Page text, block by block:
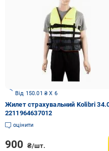
Від 150.01 ₴ X 6
Жилет страхувальний Kolibri
2211964637012
оцінити
900 ₴/шт.